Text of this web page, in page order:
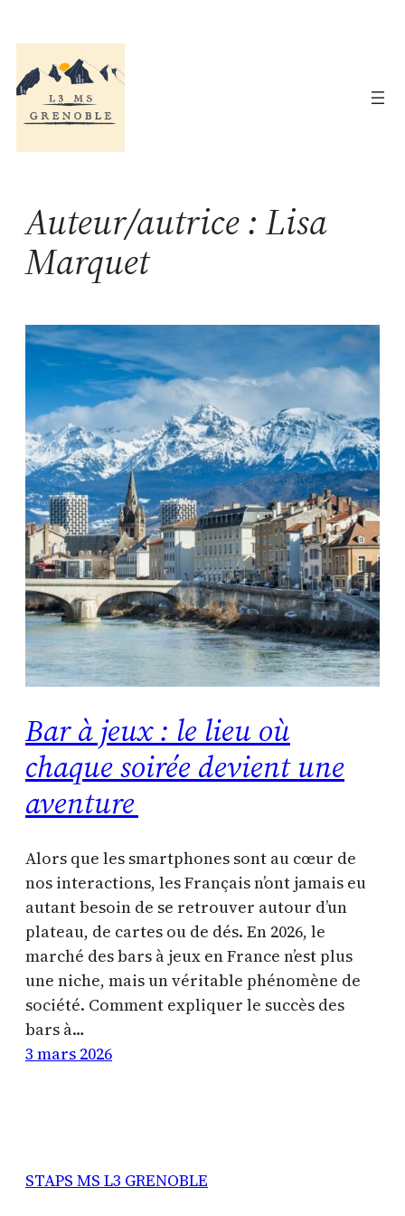
au
contenu
Auteur/autrice : Lisa
Marquet
Bar à jeux : le lieu où
chaque soirée devient une
aventure
Alors que les smartphones sont au cœur de
nos interactions, les Français n’ont jamais eu
autant besoin de se retrouver autour d’un
plateau, de cartes ou de dés. En 2026, le
marché des bars à jeux en France n’est plus
une niche, mais un véritable phénomène de
société. Comment expliquer le succès des
bars à…
3 mars 2026
STAPS MS L3 GRENOBLE